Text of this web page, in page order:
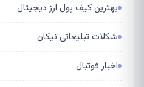
بهترین کیف پول ارز دیجیتال
شکلات تبلیغاتی نیکان
اخبار فوتبال